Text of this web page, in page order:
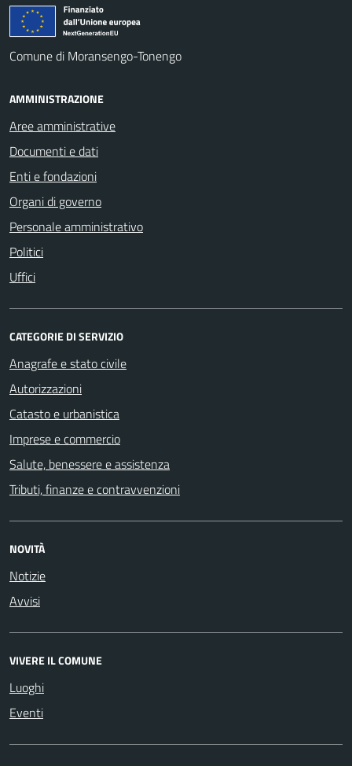
Comune di Moransengo-Tonengo
AMMINISTRAZIONE
Aree amministrative
Documenti e dati
Enti e fondazioni
Organi di governo
Personale amministrativo
Politici
Uffici
CATEGORIE DI SERVIZIO
Anagrafe e stato civile
Autorizzazioni
Catasto e urbanistica
Imprese e commercio
Salute, benessere e assistenza
Tributi, finanze e contravvenzioni
NOVITÀ
Notizie
Avvisi
VIVERE IL COMUNE
Luoghi
Eventi